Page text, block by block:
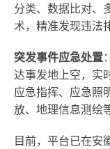
分类、数据比对、
术，精准发现违法
突发事件应急处置
达事发地上空，实
应急指挥、应急照
放、地理信息测绘
目前，平台已在安